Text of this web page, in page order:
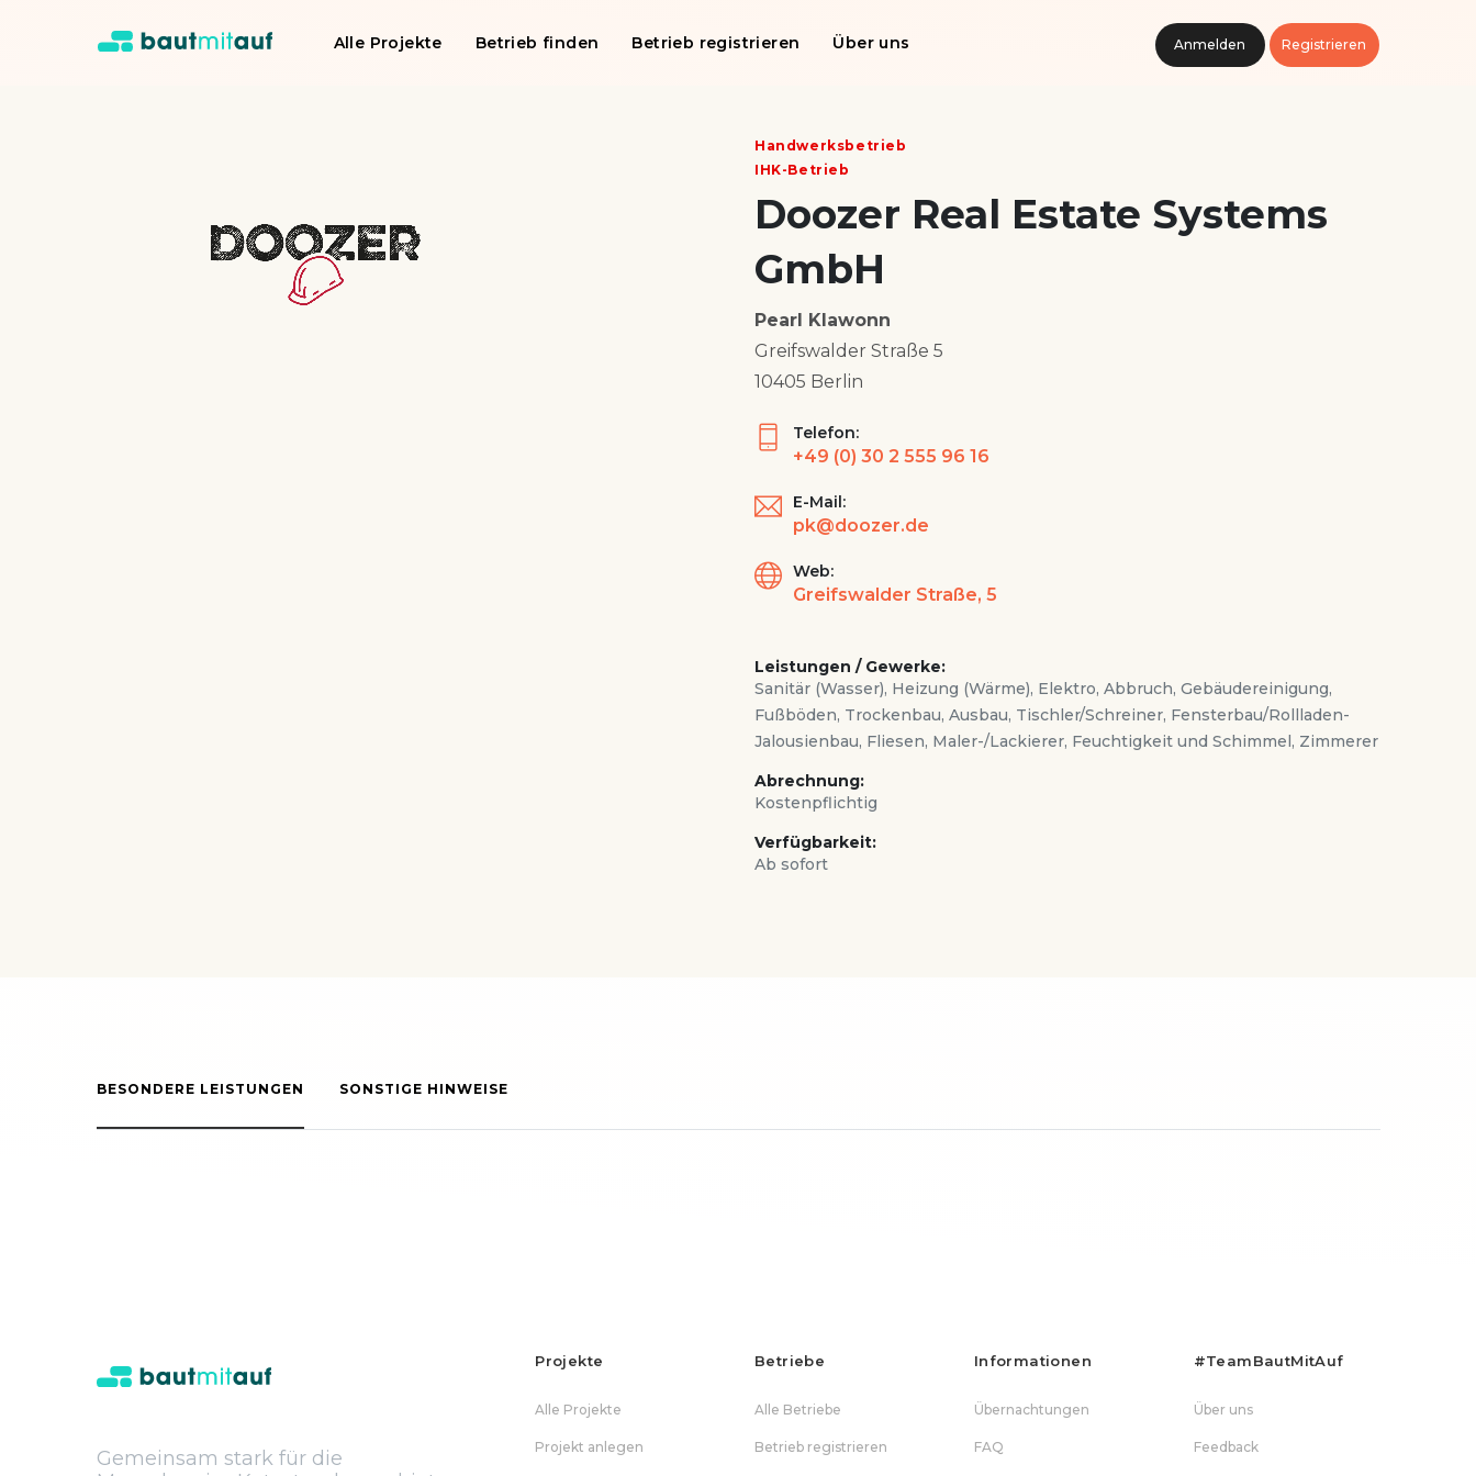
Alle Projekte Betrieb finden Betrieb registrieren Über uns Anmelden Registrieren
Handwerksbetrieb
IHK-Betrieb
Doozer Real Estate Systems
GmbH
Pearl Klawonn
Greifswalder Straße 5
10405 Berlin
Telefon:
+49 (0) 30 2 555 96 16
E-Mail:
pk@doozer.de
Web:
Greifswalder Straße, 5
Leistungen / Gewerke:
Sanitär (Wasser), Heizung (Wärme), Elektro, Abbruch, Gebäudereinigung,
Fußböden, Trockenbau, Ausbau, Tischler/Schreiner, Fensterbau/Rollladen-
Jalousienbau, Fliesen, Maler-/Lackierer, Feuchtigkeit und Schimmel, Zimmerer
Abrechnung:
Kostenpflichtig
Verfügbarkeit:
Ab sofort
BESONDERE LEISTUNGEN SONSTIGE HINWEISE
Gemeinsam stark für die
Projekte
Alle Projekte
Projekt anlegen
Betriebe
Alle Betriebe
Betrieb registrieren
Informationen
Übernachtungen
FAQ
#teamBautMitAuf
Über uns
Feedback